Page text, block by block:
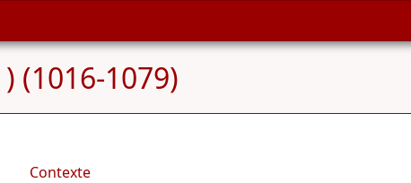
(1016-1079)
Contexte